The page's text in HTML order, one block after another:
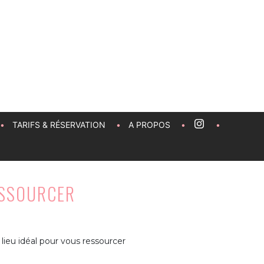
TARIFS & RÉSERVATION A PROPOS
idéal pour vous ressourcer